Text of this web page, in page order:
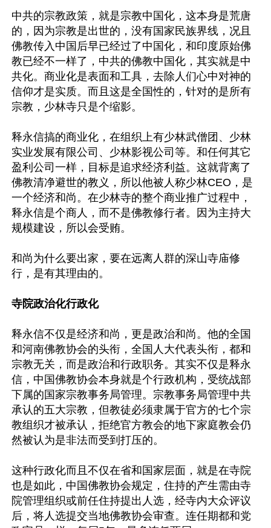
中共的宗教政策，就是宗教中国化，这本身是荒唐
的，因为宗教是出世的，没有国家民族界线，况且
佛教传入中国后早已经过了中国化，和印度原始佛
教已经不一样了，中共的佛教中国化，其实就是中
共化。商业化是表面和工具，去除人们心中对神的
信仰才是实质。而且这是全国性的，针对的是所有
宗教，少林寺只是个缩影。
释永信搞的商业化，在组织上有少林武僧团、少林
实业发展有限公司、少林影视公司等。和任何其它
盈利公司一样，目标是追求经济利益。这就背离了
佛教清净避世的教义，所以他被人称少林CEO，是
一个经济和尚。在少林寺的整个商业推广过程中，
释永信是个商人，而不是佛教修行者。因为主持大
规模建设，所以会受贿。
和尚为什么要出家，要在远离人群的深山寺庙修
行，是有其理由的。
寺院政治化行政化
释永信不仅是经济和尚，更是政治和尚。他的全国
和河南佛教协会的头衔，全国人大代表头衔，都和
宗教无关，而是政治和行政职务。其实不仅是释永
信，中国佛教协会本身就是个行政机构，受统战部
下属的国家宗教事务局管理。宗教事务局管理中共
承认的五大宗教，但教徒必须隶属于官方的七个宗
教组织才被承认，拒绝官方教会的地下家庭教会仍
然被认为是非法而受到打压的。
这种行政化而且不仅在省和国家层面，就是在寺院
也是如此，中国佛教协会规定，住持的产生需由寺
院管理组织或前任住持提出人选，经寺内大众评议
后，将人选提交当地佛教协会审查。连任期都和党